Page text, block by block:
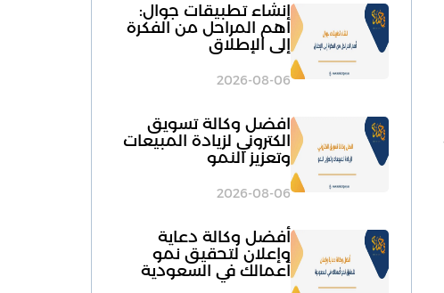
انشاء تطبيقات جوال:
أهم المراحل من الفكرة
إلى الإطلاق
2026-08-06
افضل وكالة تسويق
الكتروني لزيادة المبيعات
وتعزيز النمو
2026-08-06
أفضل وكالة دعاية
وإعلان لتحقيق نمو
أعمالك في السعودية